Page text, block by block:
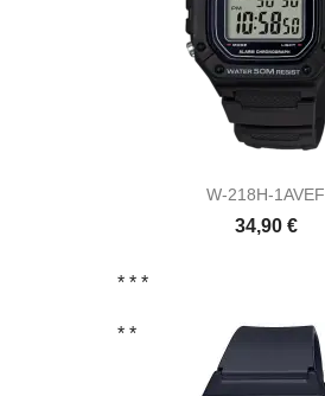
W-218H-1AVEF
34,90 €
* * *
* *